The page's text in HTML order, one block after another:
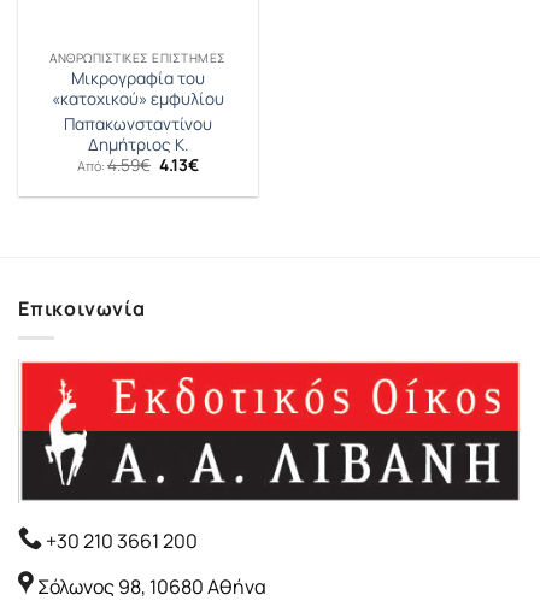
ΑΝΘΡΩΠΙΣΤΙΚΈΣ ΕΠΙΣΤΉΜΕΣ
Μικρογραφία του
«κατοχικού» εμφυλίου
Παπακωνσταντίνου
Δημήτριος Κ.
Από: 4.59€ Original
price
was:
4.13€Η
τιμή
Επικοινωνία
+30 210 3661 200
Σόλωνος 98, 10680 Αθήνα